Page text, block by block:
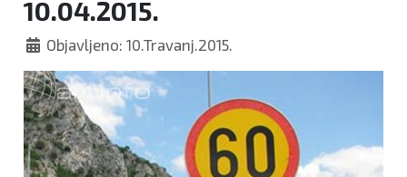
10.04.2015.
Objavljeno: 10.Travanj.2015.